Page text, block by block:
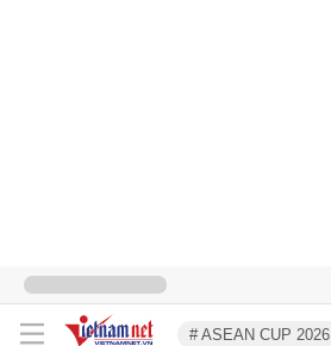
# ASEAN CUP 2026